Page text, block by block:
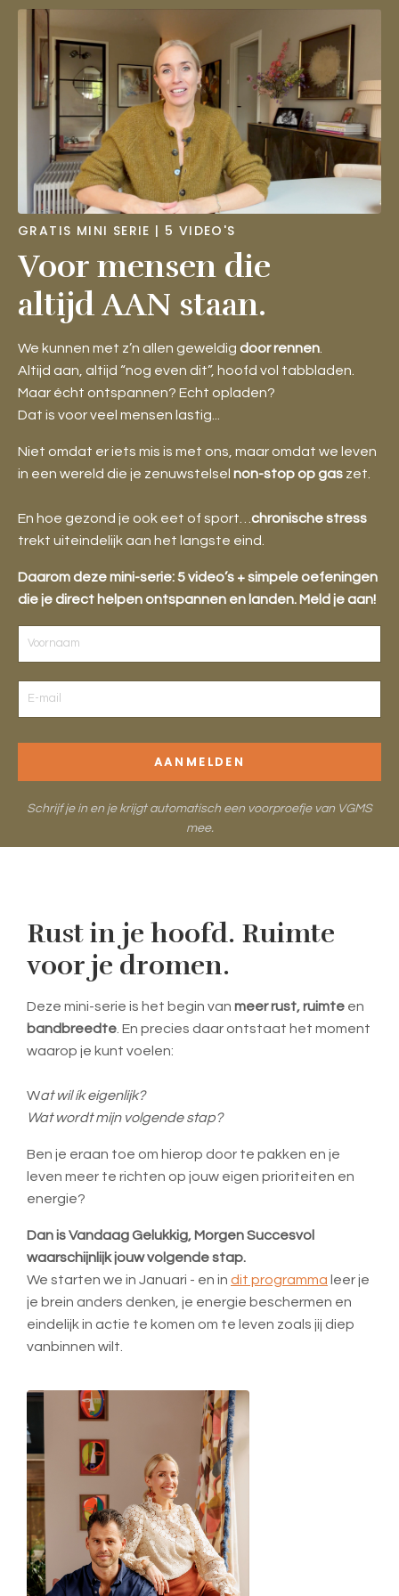
GRATIS MINI SERIE | 5 VIDEO'S
Voor mensen die
altijd AAN staan.
We kunnen met z’n allen geweldig door rennen
Altijd aan, altijd “nog even dit”, hoofd vol tabbladen.
Maar écht ontspannen? Echt opladen?
Dat is voor veel mensen lastig...
Niet omdat er iets mis is met ons, maar omdat we leven
in een wereld die je zenuwstelsel non-stop op gas zet.
En hoe gezond je ook eet of sport… chronische stress
trekt uiteindelijk aan het langste eind.
Daarom deze mini-serie: 5 video’s + simpele oefeningen
die je direct helpen ontspannen en landen. Meld je aan!
AANMELDEN
Schrijf je in en je krijgt automatisch een voorproefje van VGMS
mee.
Rust in je hoofd. Ruimte
voor je dromen.
Deze mini-serie is het begin van meer rust, ruimte en
bandbreedte . En precies daar ontstaat het moment
waarop je kunt voelen:
Wat wil ík eigenlijk?
Wat wordt mijn volgende stap?
Ben je eraan toe om hierop door te pakken en je
leven meer te richten op jouw eigen prioriteiten en
energie?
Dan is Vandaag Gelukkig, Morgen Succesvol
waarschijnlijk jouw volgende stap.
We starten we in Januari - en in dit programma leer je
je brein anders denken, je energie beschermen en
eindelijk in actie te komen om te leven zoals jij diep
vanbinnen wilt.